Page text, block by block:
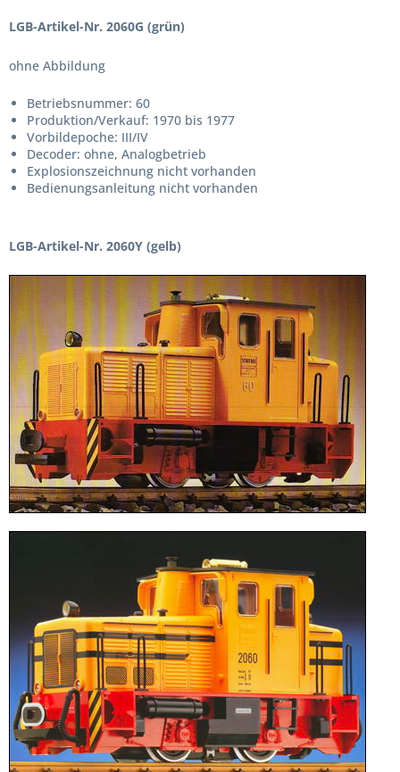
LGB-Artikel-Nr. 2060G (grün)
ohne Abbildung
Betriebsnummer: 60
Produktion/Verkauf: 1970 bis 1977
Vorbildepoche: III/IV
Decoder: ohne, Analogbetrieb
Explosionszeichnung nicht vorhanden
Bedienungsanleitung nicht vorhanden
LGB-Artikel-Nr. 2060Y (gelb)